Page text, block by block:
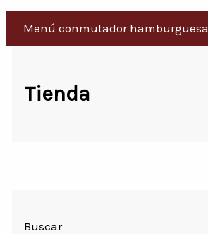
Menú conmutador hamburguesa
Buscar
Tienda